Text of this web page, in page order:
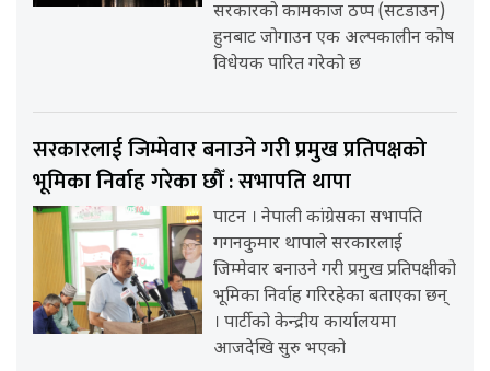
सरकारको कामकाज ठप्प (सटडाउन)
हुनबाट जोगाउन एक अल्पकालीन कोष
विधेयक पारित गरेको छ
सरकारलाई जिम्मेवार बनाउने गरी प्रमुख प्रतिपक्षको
भूमिका निर्वाह गरेका छौँ : सभापति थापा
पाटन । नेपाली कांग्रेसका सभापति
गगनकुमार थापाले सरकारलाई
जिम्मेवार बनाउने गरी प्रमुख प्रतिपक्षीको
भूमिका निर्वाह गरिरहेका बताएका छन्
। पार्टीको केन्द्रीय कार्यालयमा
आजदेखि सुरु भएको